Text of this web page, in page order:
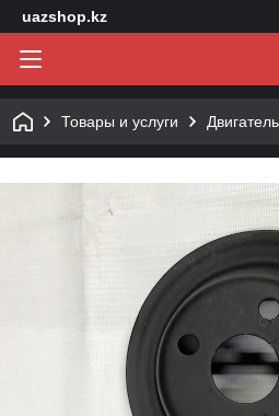
uazshop.kz
Товары и услуги Двигатель